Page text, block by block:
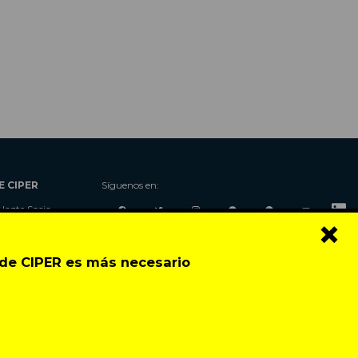
CIPER es más necesario
×
CIPER
Socio
Contacto
Síguenos en: